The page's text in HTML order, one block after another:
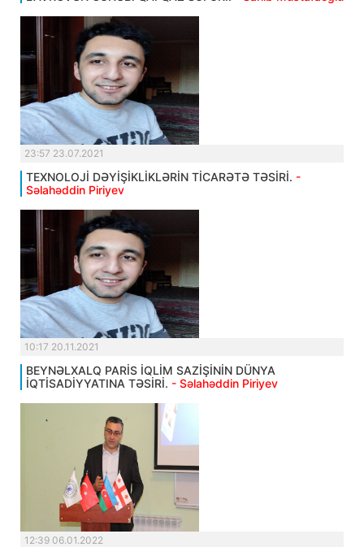
23:57 23.07.2021
TEXNOLOJİ DƏYİŞİKLİKLƏRİN TİCARƏTƏ TƏSİRİ. -
Səlahəddin Piriyev
10:17 20.11.2021
BEYNƏLXALQ PARİS İQLİM SAZİŞİNİN DÜNYA
İQTİSADİYYATINA TƏSİRİ. - Səlahəddin Piriyev
12:39 06.01.2022